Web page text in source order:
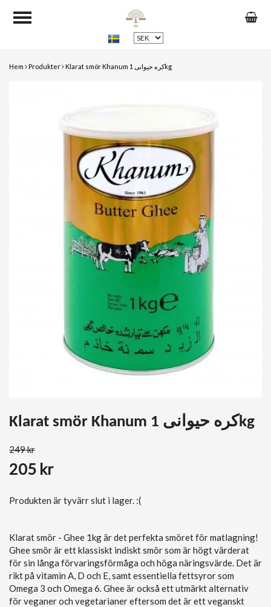
Hem Produkter Klarat smör Khanum کره حیوانی 1kg
Klarat smör Khanum کره حیوانی 1kg
249 kr
205 kr
Produkten är tyvärr slut i lager. :(
Klarat smör - Ghee 1kg är det perfekta smöret för matlagning!
Ghee smör är ett klassiskt indiskt smör som är högt värderat
för sin långa förvaringsförmåga och höga näringsvärde. Det är
rikt på vitamin A, D och E, samt essentiella fettsyror som
Omega 3 och Omega 6. Ghee är också ett utmärkt alternativ
för veganer och vegetarianer eftersom det är ett veganskt